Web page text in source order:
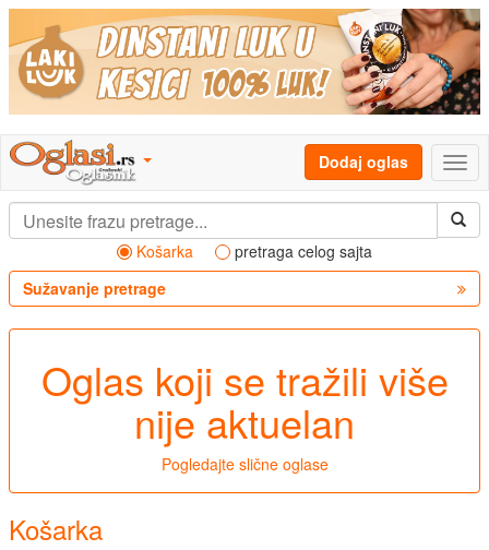
Dodaj oglas
Košarka
pretraga celog sajta
Sužavanje pretrage
Oglas koji se tražili više
nije aktuelan
Pogledajte slične oglase
Košarka